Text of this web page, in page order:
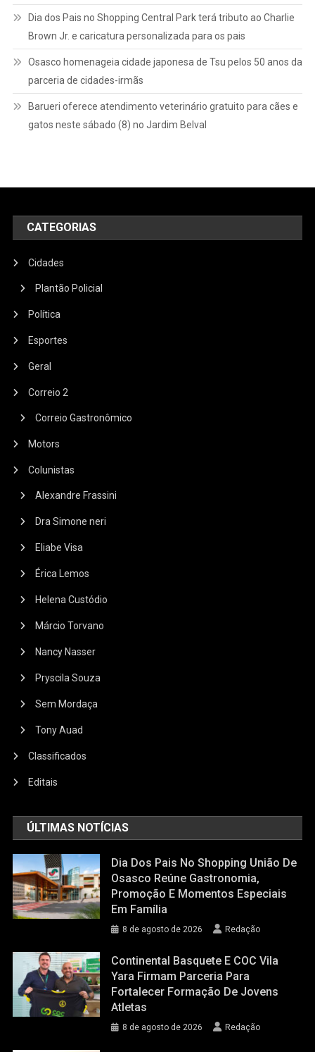
Dia dos Pais no Shopping Central Park terá tributo ao Charlie
Brown Jr. e caricatura personalizada para os pais
Osasco homenageia cidade japonesa de Tsu pelos 50 anos da
parceria de cidades-irmãs
Barueri oferece atendimento veterinário gratuito para cães e
gatos neste sábado (8) no Jardim Belval
CATEGORIAS
Cidades
Plantão Policial
Política
Esportes
Geral
Correio 2
Correio Gastronômico
Motors
Colunistas
Alexandre Frassini
Dra Simone neri
Eliabe Visa
Érica Lemos
Helena Custódio
Márcio Torvano
Nancy Nasser
Pryscila Souza
Sem Mordaça
Tony Auad
Classificados
Editais
ÚLTIMAS NOTÍCIAS
Dia Dos Pais No Shopping União De
Osasco Reúne Gastronomia,
Promoção E Momentos Especiais
Em Família
8 de agosto de 2026 Redação
Continental Basquete E COC Vila
Yara Firmam Parceria Para
Fortalecer Formação De Jovens
Atletas
8 de agosto de 2026 Redação